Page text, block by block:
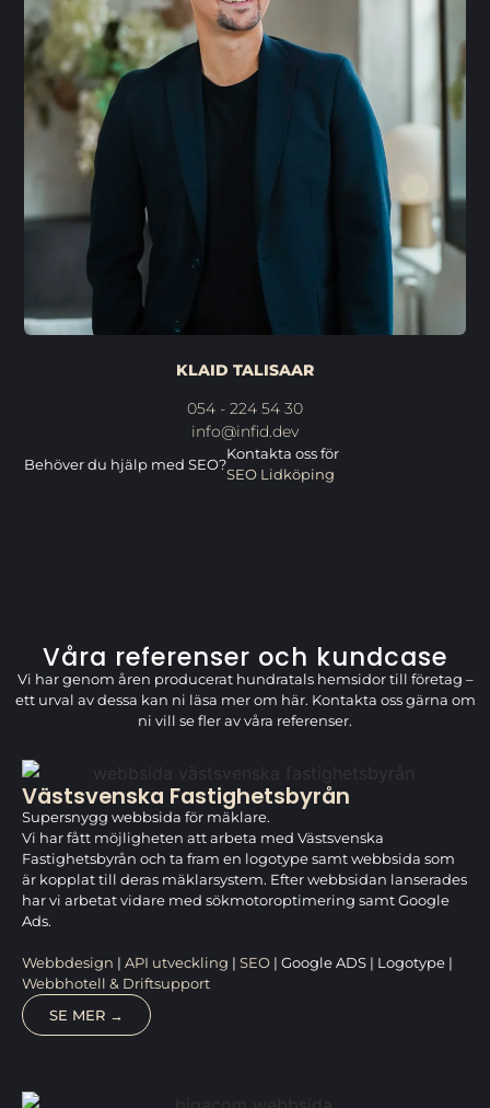
KLAID TALISAAR
054 - 224 54 30
info@infid.dev
Behöver du hjälp med SEO?
Kontakta oss för
SEO Lidköping
Våra referenser och kundcase
Vi har genom åren producerat hundratals hemsidor till företag –
ett urval av dessa kan ni läsa mer om här. Kontakta oss gärna om
ni vill se fler av våra referenser.
Västsvenska Fastighetsbyrån
Supersnygg webbsida för mäklare.
Vi har fått möjligheten att arbeta med Västsvenska
Fastighetsbyrån och ta fram en logotype samt webbsida som
är kopplat till deras mäklarsystem. Efter webbsidan lanserades
har vi arbetat vidare med sökmotoroptimering samt Google
Ads.
Webbdesign | API utveckling | SEO | Google ADS | Logotype |
Webbhotell & Driftsupport
SE MER →